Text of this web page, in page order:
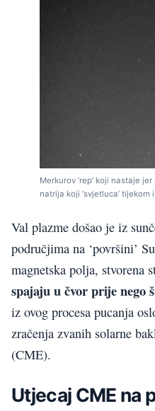
Merkurov ‘rep’ koji nastaje
natrija koji ‘svjetluca’
Val plazme došao je iz
područjima na ‘površini’
magnetska polja, stvorena
spajaju u čvor prije nego
iz ovog procesa pucanja
zračenja zvanih solarne
(CME).
Utjecaj CME na